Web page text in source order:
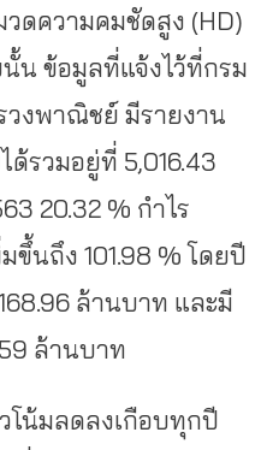
ดความคมชัดสูง (HD)
น ข้อมูลที่แจ้งไว้ที่กรม
งพาณิชย์ มีรายงาน
รวมอยู่ที่ 5,016.43
20.32 % กำไร
ขึ้นถึง 101.98 % โดยปี
ล้านบาท และมี
ล้านบาท
โน้มลดลงเกือบทุกปี